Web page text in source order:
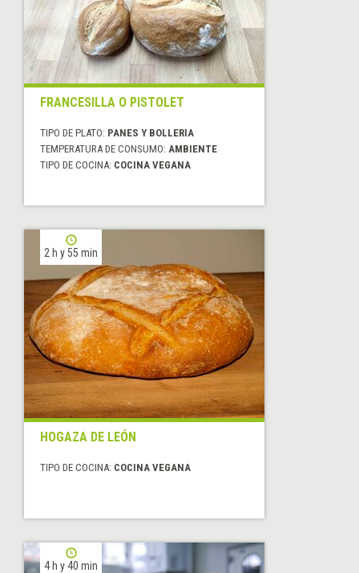
FRANCESILLA O PISTOLET
TIPO DE PLATO: PANES Y BOLLERIA
TEMPERATURA DE CONSUMO: AMBIENTE
TIPO DE COCINA: COCINA VEGANA
2 h y 55 min
HOGAZA DE LEÓN
TIPO DE COCINA: COCINA VEGANA
4 h y 40 min